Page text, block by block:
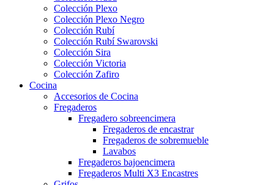
Colección Plexo
Colección Plexo Negro
Colección Rubí
Colección Rubí Swarovski
Colección Sira
Colección Victoria
Colección Zafiro
Cocina
Accesorios de Cocina
Fregaderos
Fregadero sobreencimera
Fregaderos de encastrar
Fregaderos de sobremueble
Lavabos
Fregaderos bajoencimera
Fregaderos Multi X3 Encastres